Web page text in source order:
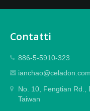
Contatti
886-5-5910-323
No. 10, Fengtian Rd.,
Taiwan